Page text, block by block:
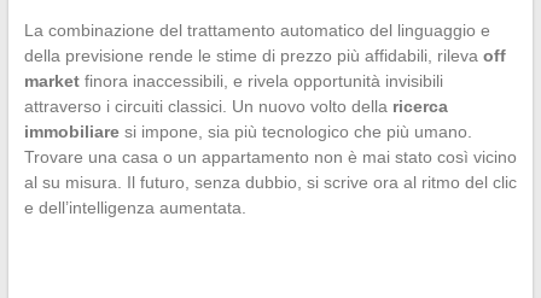
La combinazione del trattamento automatico del linguaggio e
della previsione rende le stime di prezzo più affidabili, rileva off
marketfinora inaccessibili, e rivela opportunità invisibili
attraverso i circuiti classici. Un nuovo volto della ricerca
immobiliaresi impone, sia più tecnologico che più umano.
Trovare una casa o un appartamento non è mai stato così vicino
al su misura. Il futuro, senza dubbio, si scrive ora al ritmo del clic
e dell’intelligenza aumentata.